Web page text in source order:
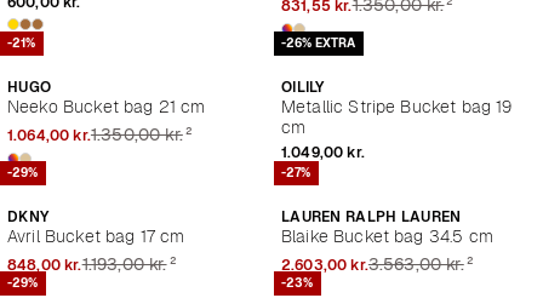
831,55 kr.1.350,00 kr.
-21%
HUGO
Neeko Bucket bag 21 cm
1.064,00 kr.1.350,00 kr.²
-26% EXTRA
OILILY
Metallic Stripe Bucket bag 19
cm
1.049,00 kr.
-29%
DKNY
Avril Bucket bag 17 cm
848,00 kr.1.193,00 kr.²
-27%
LAUREN RALPH LAUREN
Blaike Bucket bag 34.5 cm
2.603,00 kr.3.563,00 kr.²
-29% -23%